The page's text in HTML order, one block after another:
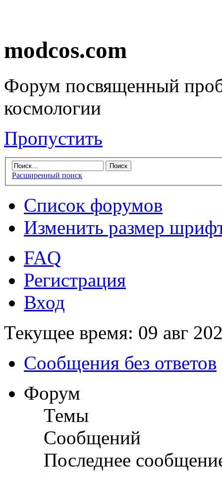
modcos.com
Форум посвященный
космологии
Пропустить
Расширенный поиск
Список форумов
Изменить размер
FAQ
Регистрация
Вход
Текущее время: 09 авг
Сообщения без ответов
Форум
Темы
Сообщений
Последнее